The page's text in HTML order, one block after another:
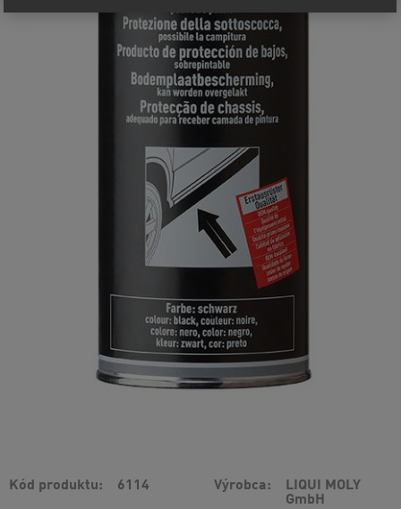
Kód produktu 6114 Výrobca
LIQUI MOLY
GmbH